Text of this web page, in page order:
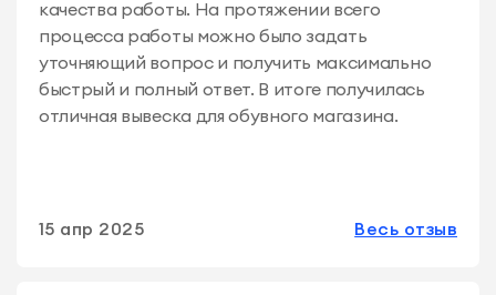
качества работы. На протяжении всего
процесса работы можно было задать
уточняющий вопрос и получить максимально
быстрый и полный ответ. В итоге получилась
отличная вывеска для обувного магазина.
Весь отзыв
15 апр 2025